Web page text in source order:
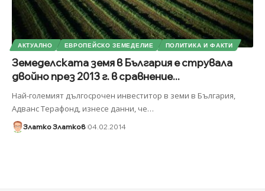
АКТУАЛНО ЕВРОПЕЙСКО ЗЕМЕДЕЛИЕ ПОЛИТИКА И ФАКТИ
Земеделската земя в България е струвала
двойно през 2013 г. в сравнение...
Най-големият дългосрочен инвеститор в земи в България,
Адванс Терафонд, изнесе данни, че…
Златко Златков 04.02.2014